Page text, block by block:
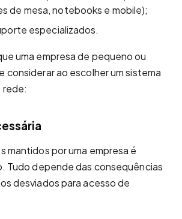
de mesa, notebooks e mobile);
especializados.
uma empresa de pequeno ou
considerar ao escolher um sistema
rede:
mantidos por uma empresa é
Tudo depende das consequências
desviados para acesso de